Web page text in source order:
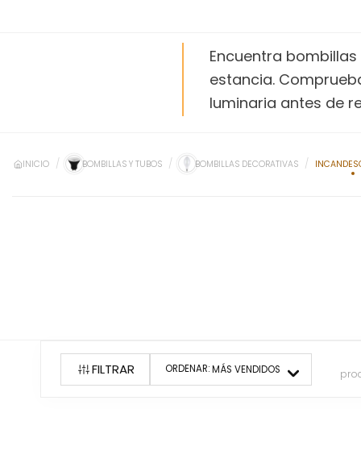
Encuentra
estancia.
luminaria antes de
INICIO BOMBILLAS Y TUBOS BOMBILLAS DECORATIVAS
FILTRAR ORDENAR:MÁS VENDIDOS